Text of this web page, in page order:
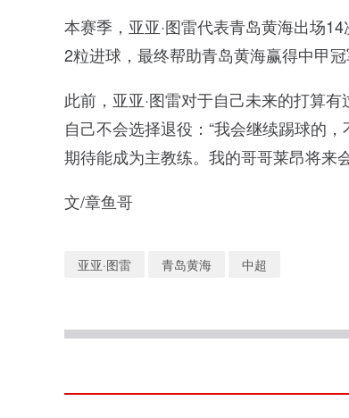
本赛季，亚亚·图雷代表青岛黄海出场
2粒进球，最终帮助青岛黄海赢得中甲冠
此前，亚亚·图雷对于自己未来的打算
自己不会选择退役：“我会继续踢球的
期待能成为主教练。我的哥哥莱昂将来
文/章鱼哥
亚亚·图雷 青岛黄海 中超